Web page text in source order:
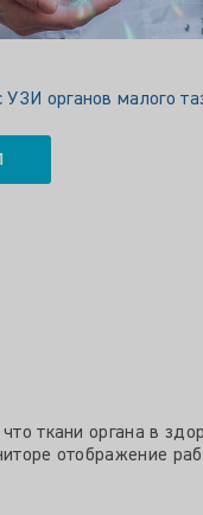
УЗИ органов малого
ткани органа в
отображение